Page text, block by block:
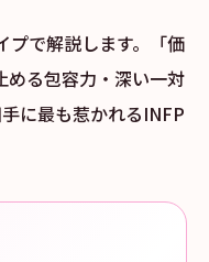
プで解説します。「価
る包容力・深い一対
に最も惹かれるINFP